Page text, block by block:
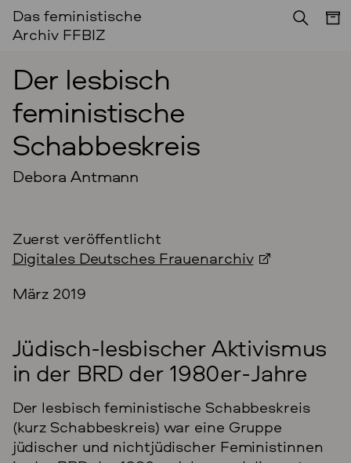
Das feministische
Archiv FFBIZ
Der lesbisch
feministische
Schabbeskreis
Debora Antmann
ESSAY
Zuerst veröffentlicht
Digitales Deutsches Frauenarchiv
März 2019
Jüdisch-lesbischer Aktivismus
in der BRD der 1980er-Jahre
Der lesbisch feministische Schabbeskreis
(kurz Schabbeskreis) war eine Gruppe
jüdischer und nichtjüdischer Feministinnen